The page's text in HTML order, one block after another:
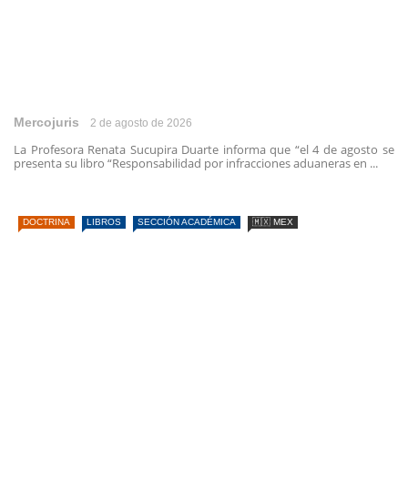
Mercojuris 2 de agosto de 2026
La Profesora Renata Sucupira Duarte informa que “el 4 de agosto se
presenta su libro “Responsabilidad por infracciones aduaneras en ...
DOCTRINA LIBROS SECCIÓN ACADÉMICA 🇲🇽 MEX